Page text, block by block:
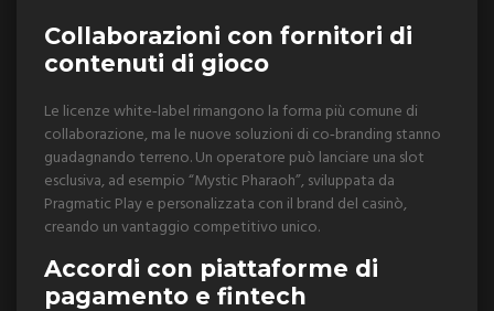
Collaborazioni con fornitori di
contenuti di gioco
Le licenze white‑label rimangono la forma più comune di
collaborazione, ma le nuove soluzioni di co‑branding stanno
guadagnando terreno. Un operatore può lanciare una slot
esclusiva, ad esempio “Mystic Pharaoh”, sviluppata da
Pragmatic Play e personalizzata con il brand del casinò,
creando un vantaggio competitivo unico.
Accordi con piattaforme di
pagamento e fintech